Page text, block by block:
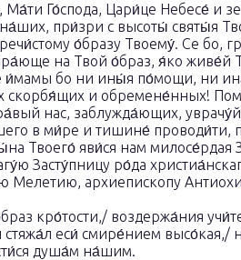
Ма́ти Го́спода, Цари́це Небесе́ и
при́зри с высоты́ святы́я
о́бразу Твоему́. Се бо,
на Твой о́браз, я́ко живе́й
бо ни ины́я по́мощи, ни
скорбя́щих и обремене́нных!
нас, заблужда́ющих,
в ми́ре и тишине́ проводи́ти,
Твоего́ яви́ся нам милосе́рдая
Засту́пницу ро́да
Мелетию, архиепископу
кро́тости,/ воздержа́ния
стяжа́л еси́ смире́нием
душа́м на́шим.